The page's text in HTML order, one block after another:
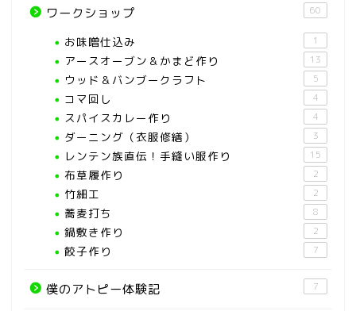
ワークショップ 60
お味噌仕込み 1
アースオーブン＆かまど作り 13
ウッド＆バンブークラフト 5
コマ回し 4
スパイスカレー作り 4
ダーニング（衣服修繕） 3
レンテン族直伝！手縫い服作り 15
布草履作り 2
竹細工 2
蕎麦打ち 8
鍋敷き作り 2
餃子作り 7
僕のアトピー体験記 7